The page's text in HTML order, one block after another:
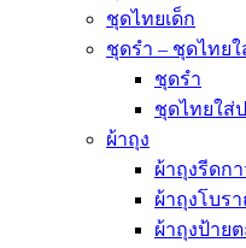
ชุดไทยเด็ก
ชุดรำ – ชุดไทย
ชุดรำ
ชุดไทยใส่
ผ้าถุง
ผ้าถุงรีดกา
ผ้าถุงโบร
ผ้าถุงป้าย